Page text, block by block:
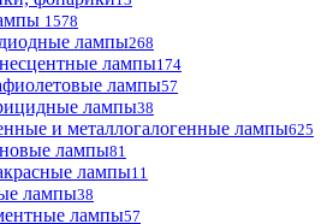
1578
лампы268
лампы174
лампы57
лампы38
и металлогалогенные лампы625
лампы81
лампы11
лампы38
лампы57